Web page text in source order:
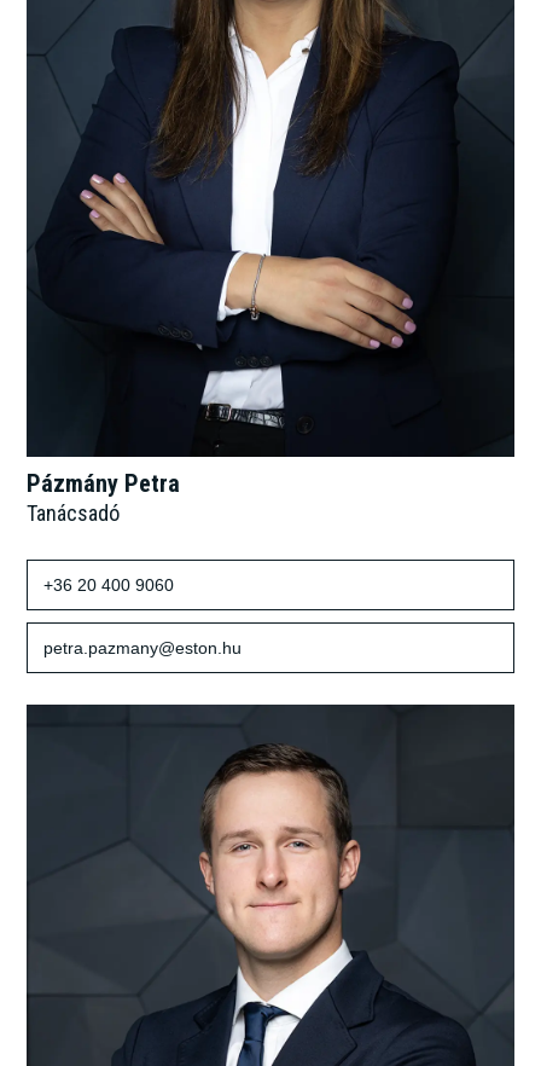
Pázmány Petra
Tanácsadó
+36 20 400 9060
petra.pazmany@eston.hu